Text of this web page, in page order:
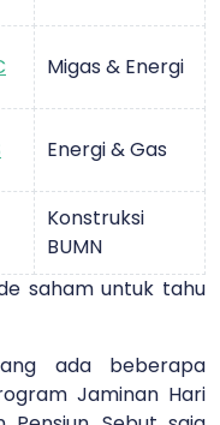
Migas & Energi
Energi & Gas
Konstruksi
BUMN
saham untuk tahu
ada beberapa
Jaminan Hari